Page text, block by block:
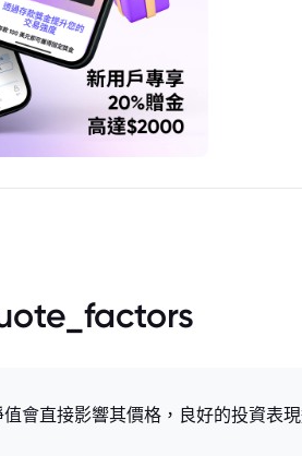
會直接影響其價格，良好的投資表